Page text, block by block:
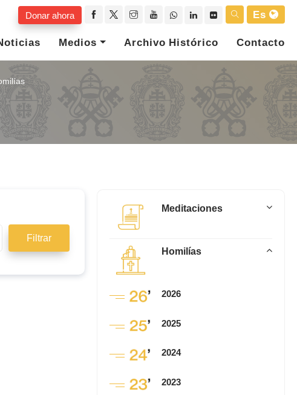
Donar ahora
Es
Medios Archivo Histórico Contacto
Filtrar
Meditaciones
Homilías
2026
2025
2024
2023